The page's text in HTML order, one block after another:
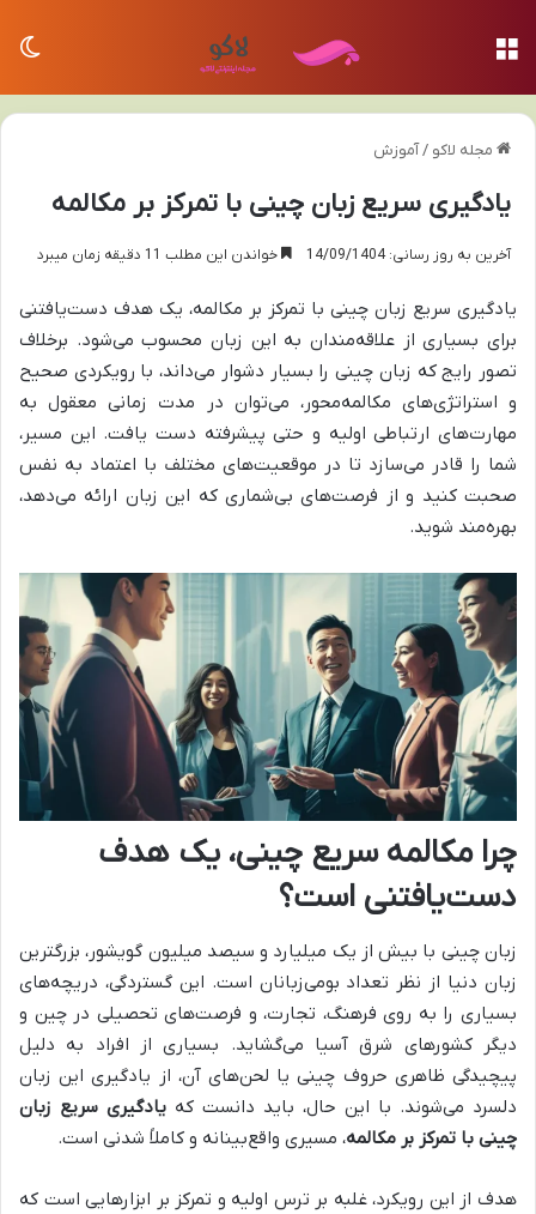
مجله لاکو /آموزش
یادگیری سریع زبان چینی با تمرکز بر مکالمه
آخرین به روز رسانی: 14/09/1404 خواندن این مطلب 11 دقیقه زمان میبرد
یادگیری سریع زبان چینی با تمرکز بر مکالمه، یک هدف دست‌یافتنی
برای بسیاری از علاقه‌مندان به این زبان محسوب می‌شود. برخلاف
تصور رایج که زبان چینی را بسیار دشوار می‌داند، با رویکردی صحیح
و استراتژی‌های مکالمه‌محور، می‌توان در مدت زمانی معقول به
مهارت‌های ارتباطی اولیه و حتی پیشرفته دست یافت. این مسیر،
شما را قادر می‌سازد تا در موقعیت‌های مختلف با اعتماد به نفس
صحبت کنید و از فرصت‌های بی‌شماری که این زبان ارائه می‌دهد،
بهره‌مند شوید.
چرا مکالمه سریع چینی، یک هدف
دست‌یافتنی است؟
زبان چینی با بیش از یک میلیارد و سیصد میلیون گویشور، بزرگترین
زبان دنیا از نظر تعداد بومی‌زبانان است. این گستردگی، دریچه‌های
بسیاری را به روی فرهنگ، تجارت، و فرصت‌های تحصیلی در چین و
دیگر کشورهای شرق آسیا می‌گشاید. بسیاری از افراد به دلیل
پیچیدگی ظاهری حروف چینی یا لحن‌های آن، از یادگیری این زبان
دلسرد می‌شوند. با این حال، باید دانست که یادگیری سریع زبان
چینی با تمرکز بر مکالمه، مسیری واقع‌بینانه و کاملاً شدنی است.
هدف از این رویکرد، غلبه بر ترس اولیه و تمرکز بر ابزارهایی است که